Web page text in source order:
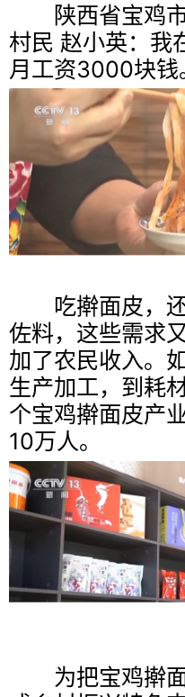
陕西省宝鸡
村民 赵小英：我
月工资3000块钱
吃擀面皮，
佐料，这些需求
加了农民收入。
生产加工，到耗
个宝鸡擀面皮产
10万人。
为把宝鸡擀